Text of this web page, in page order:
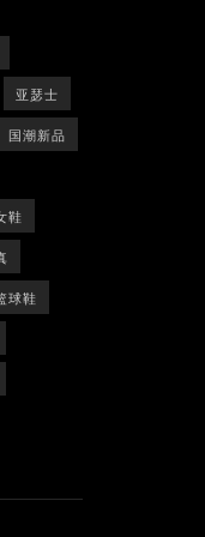
亚瑟士
国潮新品
鞋
球鞋